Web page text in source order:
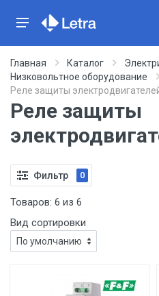
Главная Каталог
Низковольтное оборудование
Реле защиты
Реле защиты
Фильтр 0
Товаров: 6 из 6
Вид сортировки